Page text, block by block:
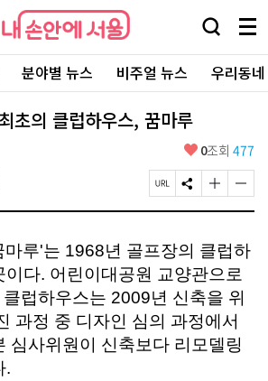
내
손
에
울
검
창
열
기
메
뉴
전
체
보
분야별 뉴스 비주얼 뉴스 우리동
초의 클럽하우스, 꿈마루
좋
요
0조회 477
페
이
R
L
복
사
S
N
유
하
기
글
자
크
게
변
경
하
기
글
자
작
게
변
경
하
마루'는 1968년 골프장의 클럽하
다. 어린이대공원 교양관으로
럽하우스는 2009년 신축을 위
과정 중 디자인 심의 과정에서
심사위원이 신축보다 리모델링
.